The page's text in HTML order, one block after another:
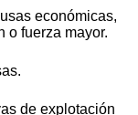
económicas,
o fuerza mayor.
de explotación